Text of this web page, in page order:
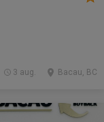
Bacau, BC
3 aug.